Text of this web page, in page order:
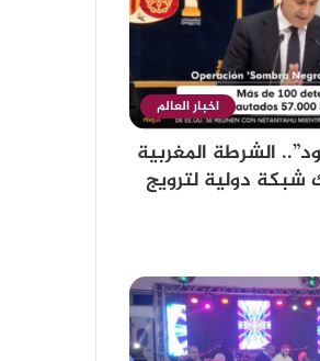
اخبار العالم
الشرطة المغربية
دولية لترويج